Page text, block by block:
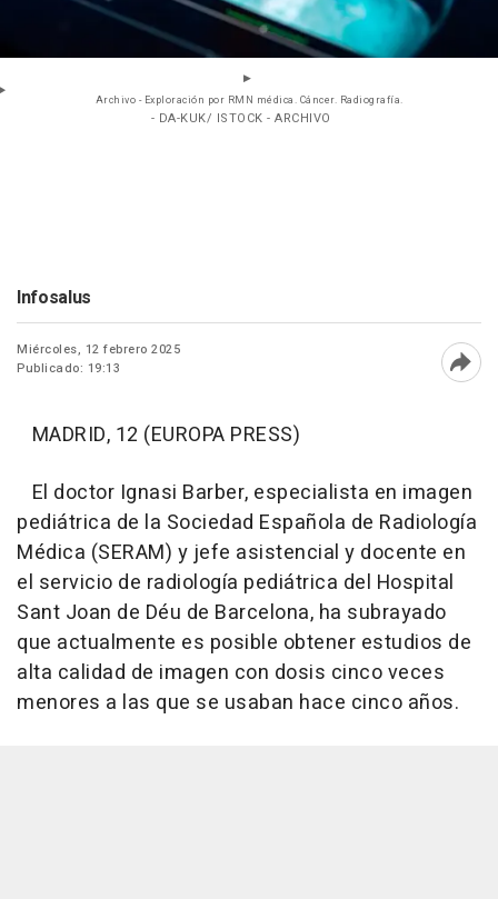
Archivo - Exploración por RMN médica. Cáncer. Radiografía.
- DA-KUK/ ISTOCK - ARCHIVO
Infosalus
Miércoles, 12 febrero 2025
Publicado: 19:13
MADRID, 12 (EUROPA PRESS)
El doctor Ignasi Barber, especialista en imagen
pediátrica de la Sociedad Española de Radiología
Médica (SERAM) y jefe asistencial y docente en
el servicio de radiología pediátrica del Hospital
Sant Joan de Déu de Barcelona, ha subrayado
que actualmente es posible obtener estudios de
alta calidad de imagen con dosis cinco veces
menores a las que se usaban hace cinco años.